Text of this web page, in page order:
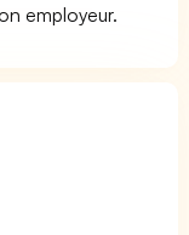
employeur.